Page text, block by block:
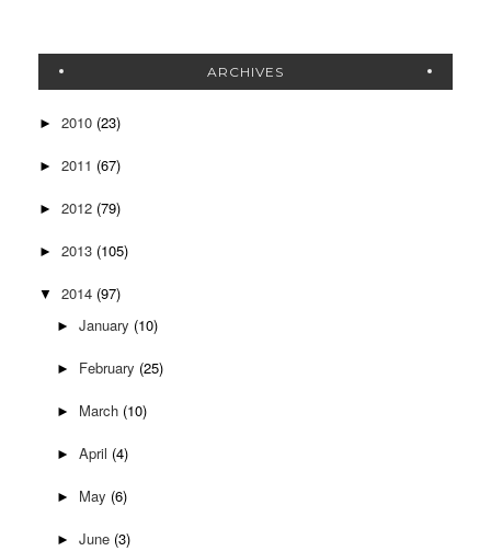
ARCHIVES
► 2010 (23)
► 2011 (67)
► 2012 (79)
► 2013 (105)
▼ 2014 (97)
► January (10)
► February (25)
► March (10)
► April (4)
► May (6)
► June (3)